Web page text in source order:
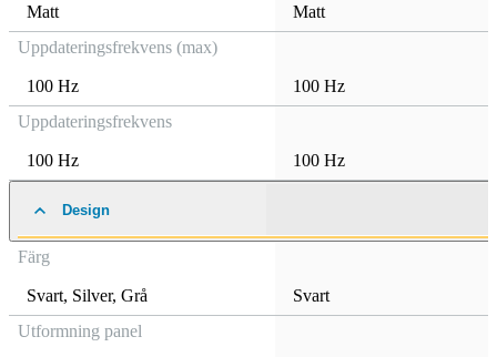
Matt
Matt
Uppdateringsfrekvens (max)
100 Hz
100 Hz
Uppdateringsfrekvens
100 Hz 100 Hz
Design
Färg
Svart, Silver, Grå
Svart
Utformning panel